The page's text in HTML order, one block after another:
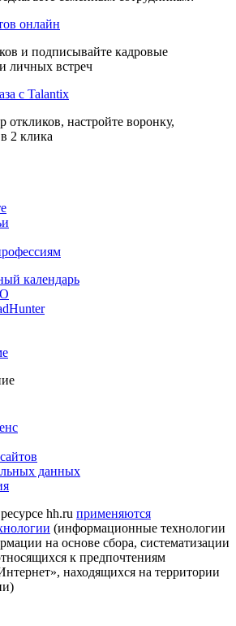
онлайн
и подписывайте кадровые
личных встреч
с Talantix
откликов, настройте воронку,
2 клика
календарь
данных
hh.ru применяются
(информационные технологии
на основе сбора, систематизации
к предпочтениям
находящихся на территории